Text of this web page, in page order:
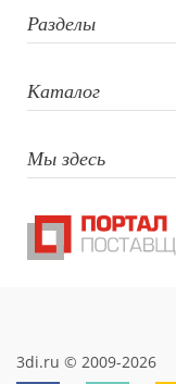
DTF
Разделы
Каталог
Мы здесь
3di.ru © 2009-2026